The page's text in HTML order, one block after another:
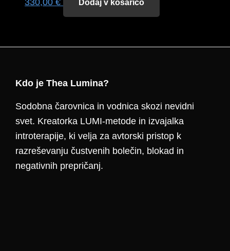
Dodaj v košarico
Footer
Kdo je Thea Lumina?
Sodobna čarovnica in vodnica skozi nevidni
svet. Kreatorka LUMI-metode in izvajalka
introterapije, ki velja za avtorski pristop k
razreševanju čustvenih bolečin, blokad in
negativnih prepričanj.